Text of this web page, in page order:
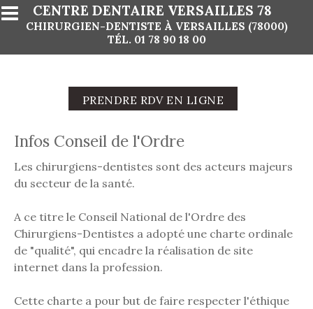
Aller au contenu principal
CENTRE DENTAIRE VERSAILLES 78
CHIRURGIEN-DENTISTE À VERSAILLES (78000)
TÉL. 01 78 90 18 00
PRENDRE RDV EN LIGNE
Infos Conseil de l'Ordre
Les chirurgiens-dentistes sont des acteurs majeurs
du secteur de la santé.
A ce titre le Conseil National de l'Ordre des
Chirurgiens-Dentistes a adopté une charte ordinale
de "qualité", qui encadre la réalisation de site
internet dans la profession.
Cette charte a pour but de faire respecter l'éthique